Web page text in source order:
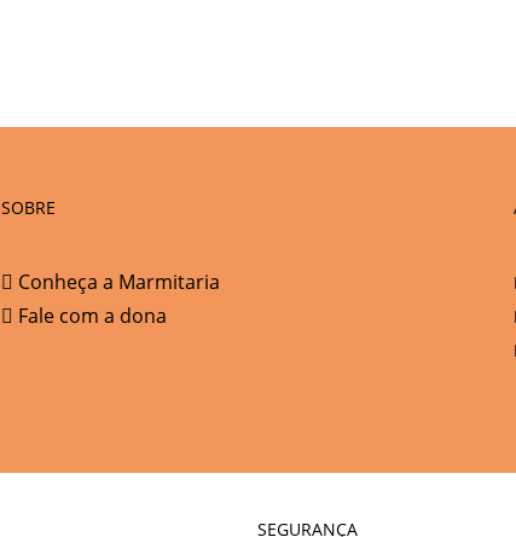
SOBRE
Conheça a Marmitaria
Fale com a dona
SEGURANÇA